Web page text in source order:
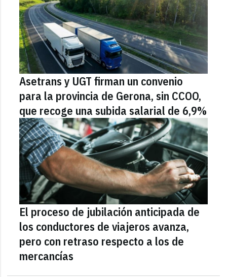
Asetrans y UGT firman un convenio
para la provincia de Gerona, sin CCOO,
que recoge una subida salarial de 6,9%
El proceso de jubilación anticipada de
los conductores de viajeros avanza,
pero con retraso respecto a los de
mercancías